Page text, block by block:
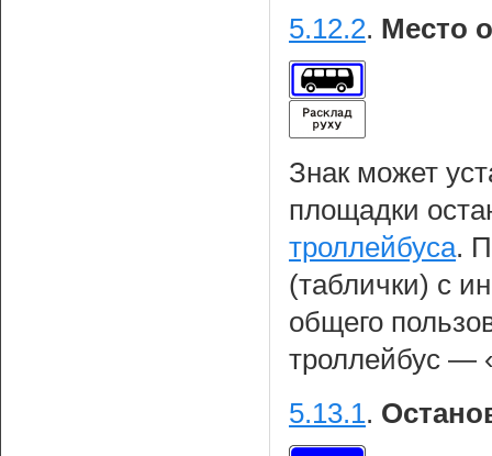
5.12.2. Место
Знак может
площадки
троллейбуса.
(таблички) с
общего
троллейбус —
5.13.1.